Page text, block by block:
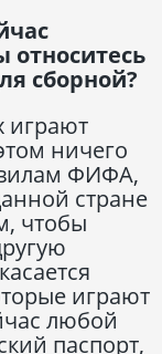
относитесь
сборной?
играют
ничего
ФИФА,
стране
чтобы
играют
любой
паспорт,